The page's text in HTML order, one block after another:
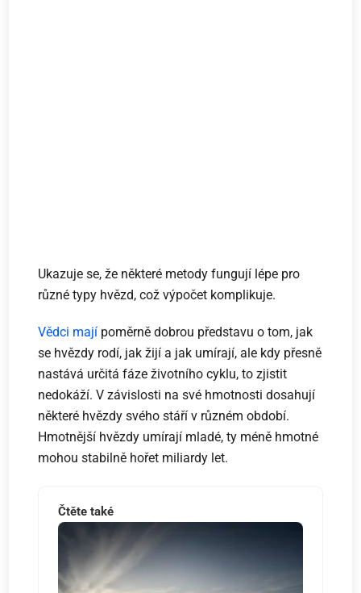
Ukazuje se, že některé metody fungují lépe pro
různé typy hvězd, což výpočet komplikuje.
Vědci mají poměrně dobrou představu o tom, jak
se hvězdy rodí, jak žijí a jak umírají, ale kdy přesně
nastává určitá fáze životního cyklu, to zjistit
nedokáží. V závislosti na své hmotnosti dosahují
některé hvězdy svého stáří v různém období.
Hmotnější hvězdy umírají mladé, ty méně hmotné
mohou stabilně hořet miliardy let.
Čtěte také